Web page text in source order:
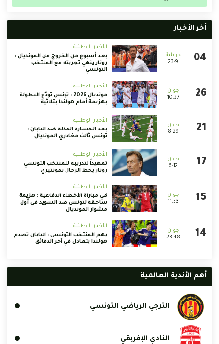
أخر الأخبار
23:9
الأخبار الوطنية
بعد أسبوع من الخروج من المونديال :
رونار ينهي تجربته مع المنتخب
التونسي
10:27
الأخبار الوطنية
مونديال 2026 : تونس تودّع البطولة
بهزيمة أمام هولندا بثلاثية
8:29
الأخبار الوطنية
بعد الخسارة المذلة ضد اليابان :
تونس ثالث مغادري المونديال
6:12
الأخبار الوطنية
تمهيداً لتدريبه للمنتخب التونسي :
رونار يحط الرحال بمونتيري
11:53
الأخبار الوطنية
في مباراة الأخطاء الدفاعية : هزيمة
ساحقة لتونس ضد السويد في أول
مشوار المونديال
23:48
الأخبار الوطنية
يهم المنتخب التونسي : اليابان تصدم
هولندا بتعادل في آخر الدقائق
أهم الأندية العالمية
الترجي الرياضي التونسي
النادي الإفريقي